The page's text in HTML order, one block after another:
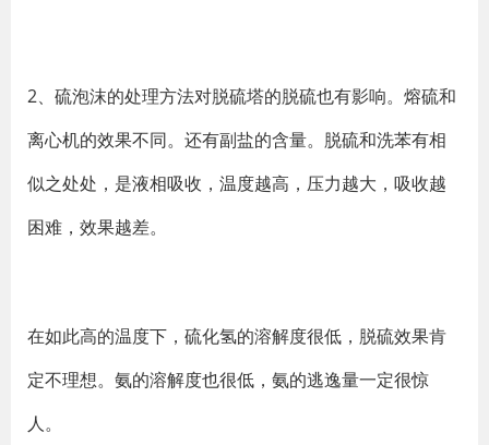
2、硫泡沫的处理方法对脱硫塔的脱硫也有影响。熔硫和
离心机的效果不同。还有副盐的含量。脱硫和洗苯有相
似之处处，是液相吸收，温度越高，压力越大，吸收越
困难，效果越差。
在如此高的温度下，硫化氢的溶解度很低，脱硫效果肯
定不理想。氨的溶解度也很低，氨的逃逸量一定很惊
人。